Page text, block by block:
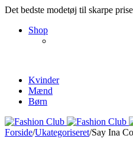
Det bedste modetøj til skarpe
Shop
Kvinder
Mænd
Børn
Forside/Ukategoriseret/Say Ina